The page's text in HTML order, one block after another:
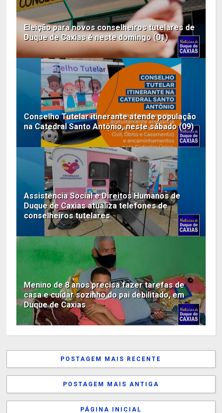
Eleição para novos conselheiros tutelares de
Duque de Caxias é neste domingo (01)
Conselho Tutelar itinerante atende população
na Catedral Santo Antônio, neste sábado (09)
Assistência Social e Direitos Humanos de
Duque de Caxias atualiza telefones de
conselheiros tutelares
Menino de 8 anos precisa fazer tarefas de
casa e cuidar sozinho do pai debilitado, em
Duque de Caxias
POSTAGEM MAIS RECENTE
POSTAGEM MAIS ANTIGA
PÁGINA INICIAL